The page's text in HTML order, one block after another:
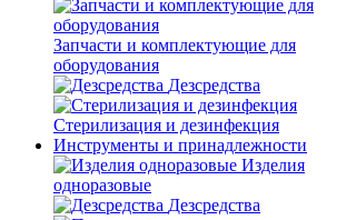
Запчасти и комплектующие для
оборудования
Дезсредства
Стерилизация и дезинфекция
Инструменты и принадлежности
Изделия
одноразовые
Дезсредства